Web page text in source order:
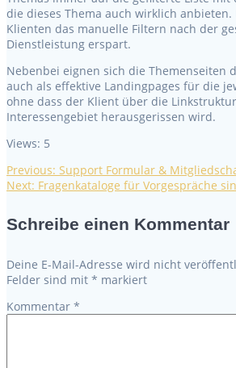
die dieses Thema auch wirklich
Klienten das manuelle Filtern nach der
Dienstleistung erspart.
Nebenbei eignen sich die Themenseiten
auch als effektive Landingpages für die
ohne dass der Klient über die
Interessengebiet herausgerissen wird.
Views: 5
Previous: Previous
post:
Support Formular &
Next: Next
Fragenkataloge für Vorgespräche
Schreibe einen Kommentar
Deine E-Mail-Adresse wird nicht
Felder sind mit * markiert
Kommentar *